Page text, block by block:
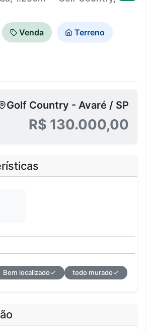
Venda Terreno
Golf Country - Avaré / SP
R$ 130.000,00
Bem localizado todo murado